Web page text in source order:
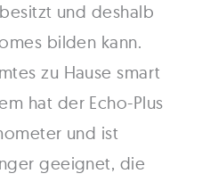
und deshalb
bilden kann.
zu Hause smart
hat der Echo-Plus
und ist
geeignet, die